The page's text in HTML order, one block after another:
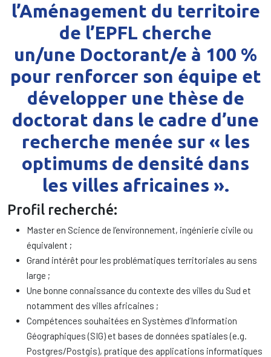
l’Aménagement du territoire
de l’EPFL cherche
un/une Doctorant/e à 100 %
pour renforcer son équipe et
développer une thèse de
doctorat dans le cadre d’une
recherche menée sur « les
optimums de densité dans
les villes africaines ».
Profil recherché:
Master en Science de l’environnement, ingénierie civile ou
équivalent ;
Grand intérêt pour les problématiques territoriales au sens
large ;
Une bonne connaissance du contexte des villes du Sud et
notamment des villes africaines ;
Compétences souhaitées en Systèmes d’Information
Géographiques (SIG) et bases de données spatiales (e.g.
Postgres/Postgis), pratique des applications informatiques